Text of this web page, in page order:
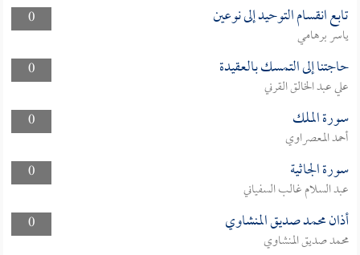
0 تابع انقسام التوحيد إلى نوعين
ياسر برهامي
0
حاجتنا إلى التمسك بالعقيدة
علي عبد الخالق القرني
0
سورة الملك
أحمد المعصراوي
0
سورة الجاثية
عبد السلام غالب السفياني
0
أذان محمد صديق المنشاوي
محمد صديق المنشاوي